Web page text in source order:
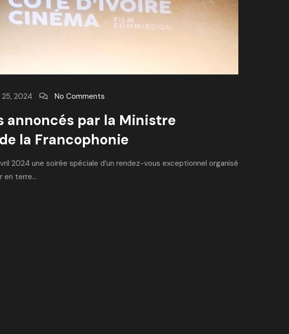
25, 2024 No Comments
annoncés par la Ministre
la Francophonie
2024 une soirée spéciale d’un rendez-vous exceptionnel organisé
en terre...